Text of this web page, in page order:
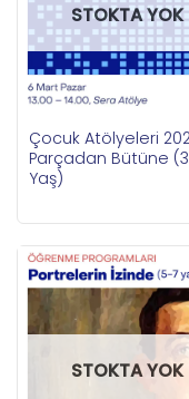
STOKTA YOK
Çocuk Atölyeleri
Parçadan Bütüne
Yaş)
STOKTA YOK